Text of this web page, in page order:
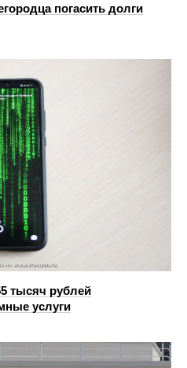
погасить долги
тысяч рублей
услуги